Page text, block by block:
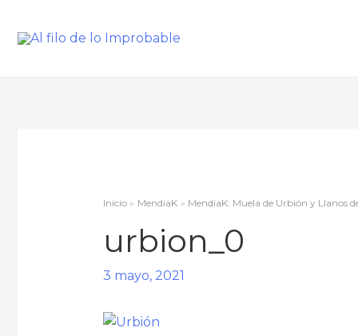
Inicio MendiaK MendiaK: Muela de Urbión y Llanos
urbion_0
3 mayo, 2021